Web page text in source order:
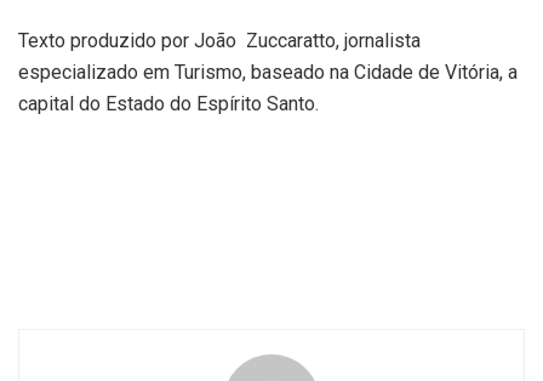
Texto produzido por João Zuccaratto, jornalista
especializado em Turismo, baseado na Cidade de Vitória, a
capital do Estado do Espírito Santo.